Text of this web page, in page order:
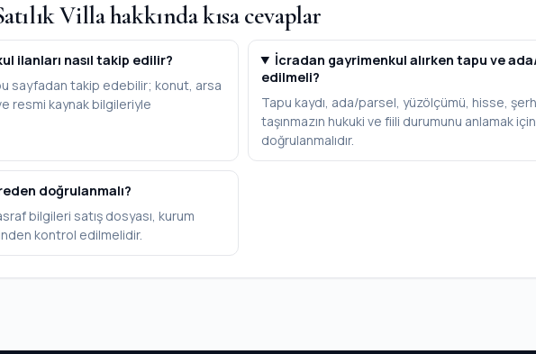
Villa hakkında kısa cevaplar
ilanları nasıl takip edilir?
sayfadan takip edebilir; konut, arsa
resmi kaynak bilgileriyle
İcradan gayrimenkul alırken tapu ve
edilmeli?
Tapu kaydı, ada/parsel, yüzölçümü, hisse,
taşınmazın hukuki ve fiili durumunu anlamak
doğrulanmalıdır.
doğrulanmalı?
bilgileri satış dosyası, kurum
kontrol edilmelidir.